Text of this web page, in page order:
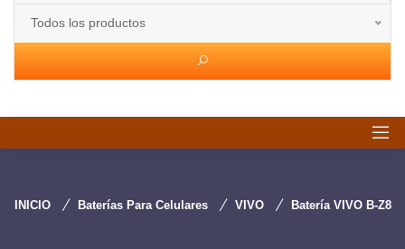
Todos los productos
INICIO Baterías Para Celulares VIVO Batería VIVO B-Z8